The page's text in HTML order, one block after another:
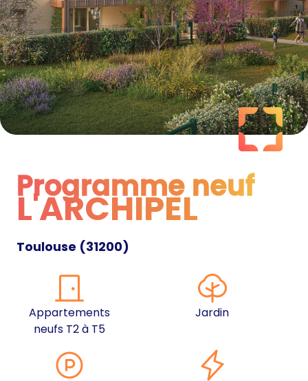
Programme neuf
Programme neuf
L'ARCHIPEL
Toulouse (31200)
Appartements
neufs T2 à T5
Jardin